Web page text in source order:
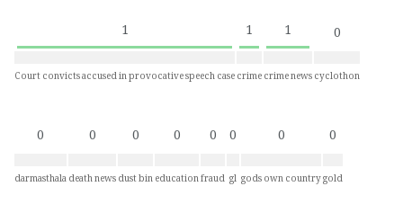
1
Court convicts accused in provocative speech case
1
crime
1
crime news
0
cyclothon
0
darmasthala
0
death news
0
dust bin
0
education
0
fraud
0
gl
0
gods own country
0
gold